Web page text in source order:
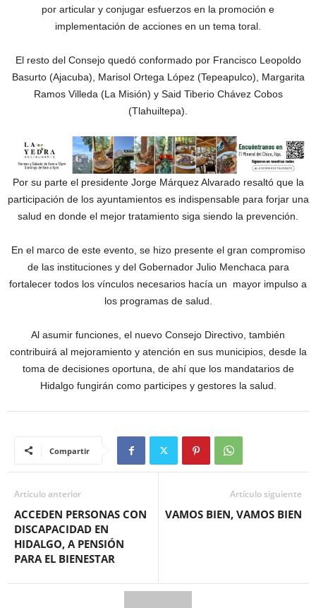
por articular y conjugar esfuerzos en la promoción e
implementación de acciones en un tema toral.
El resto del Consejo quedó conformado por Francisco Leopoldo
Basurto (Ajacuba), Marisol Ortega López (Tepeapulco), Margarita
Ramos Villeda (La Misión) y Said Tiberio Chávez Cobos
(Tlahuiltepa).
Por su parte el presidente Jorge Márquez Alvarado resaltó que la
participación de los ayuntamientos es indispensable para forjar una
salud en donde el mejor tratamiento siga siendo la prevención.
En el marco de este evento, se hizo presente el gran compromiso
de las instituciones y del Gobernador Julio Menchaca para
fortalecer todos los vínculos necesarios hacía un mayor impulso a
los programas de salud.
Al asumir funciones, el nuevo Consejo Directivo, también
contribuirá al mejoramiento y atención en sus municipios, desde la
toma de decisiones oportuna, de ahí que los mandatarios de
Hidalgo fungirán como participes y gestores la salud.
Compartir
Artículo anterior
ACCEDEN PERSONAS CON
DISCAPACIDAD EN
HIDALGO, A PENSIÓN
PARA EL BIENESTAR
Artículo siguiente
VAMOS BIEN, VAMOS BIEN